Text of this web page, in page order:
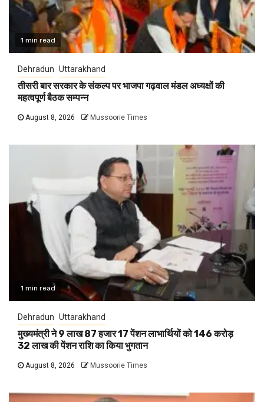
1 min read
Dehradun Uttarakhand
तीसरी बार सरकार के संकल्प पर भाजपा गढ़वाल मंडल अध्यक्षों की
महत्वपूर्ण बैठक सम्पन्न
August 8, 2026 Mussoorie Times
1 min read
Dehradun Uttarakhand
मुख्यमंत्री ने 9 लाख 87 हजार 17 पेंशन लाभार्थियों को 146 करोड़
32 लाख की पेंशन राशि का किया भुगतान
August 8, 2026 Mussoorie Times